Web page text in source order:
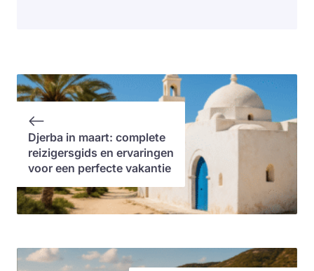
Djerba in maart: complete
reizigersgids en ervaringen
voor een perfecte vakantie